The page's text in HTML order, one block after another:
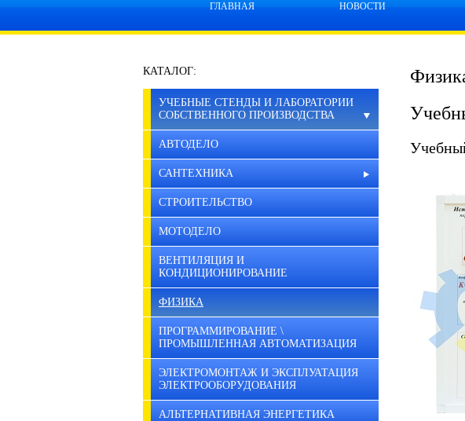
ГЛАВНАЯ НОВОСТИ
КАТАЛОГ:
УЧЕБНЫЕ СТЕНДЫ И ЛАБОРАТОРИИ
СОБСТВЕННОГО ПРОИЗВОДСТВА
АВТОДЕЛО
САНТЕХНИКА
СТРОИТЕЛЬСТВО
МОТОДЕЛО
ВЕНТИЛЯЦИЯ И
КОНДИЦИОНИРОВАНИЕ
ФИЗИКА
ПРОГРАММИРОВАНИЕ \
ПРОМЫШЛЕННАЯ АВТОМАТИЗАЦИЯ
ЭЛЕКТРОМОНТАЖ И ЭКСПЛУАТАЦИЯ
ЭЛЕКТРООБОРУДОВАНИЯ
АЛЬТЕРНАТИВНАЯ ЭНЕРГЕТИКА